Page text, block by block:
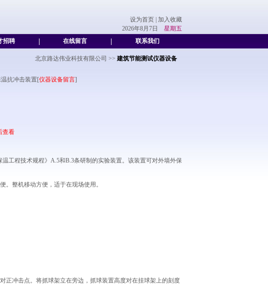
设为首页
加入收藏
2026年8月7日 星期五
招聘 在线留言 联系我们
北京路达伟业科技有限公司 >> 建筑节能测试仪器设备
抗冲击装置[仪器设备留言]
查看
工程技术规程》A.5和B.3条研制的实验装置。该装置可对外墙外保
。整机移动方便，适于在现场使用。
正冲击点。将抓球架立在旁边，抓球装置高度对在挂球架上的刻度